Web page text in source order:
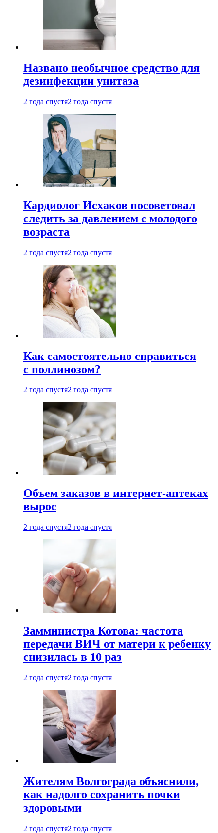
Названо необычное средство для
дезинфекции унитаза
2 года спустя2 года спустя
Кардиолог Исхаков посоветовал
следить за давлением с молодого
возраста
2 года спустя2 года спустя
Как самостоятельно справиться
с поллинозом?
2 года спустя2 года спустя
Объем заказов в интернет-аптеках
вырос
2 года спустя2 года спустя
Замминистра Котова: частота
передачи ВИЧ от матери к ребенку
снизилась в 10 раз
2 года спустя2 года спустя
Жителям Волгограда объяснили,
как надолго сохранить почки
здоровыми
2 года спустя2 года спустя